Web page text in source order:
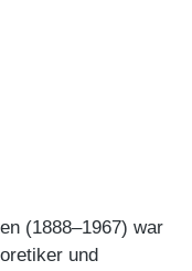
(1888–1967) war
und